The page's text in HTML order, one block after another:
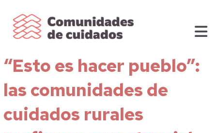
“Esto es hacer pueblo”:
las comunidades de
cuidados rurales